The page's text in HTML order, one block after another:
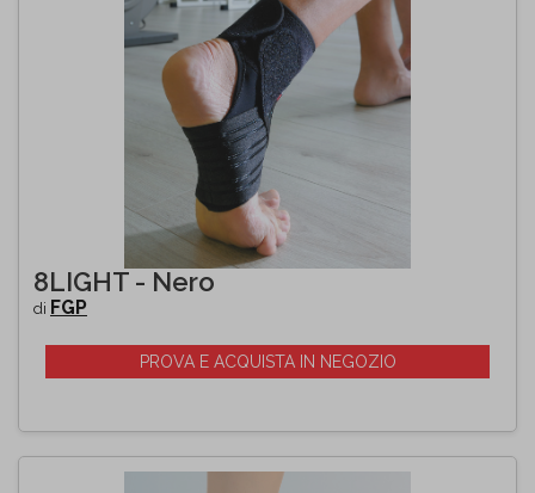
8LIGHT - Nero
di FGP
PROVA E ACQUISTA IN NEGOZIO